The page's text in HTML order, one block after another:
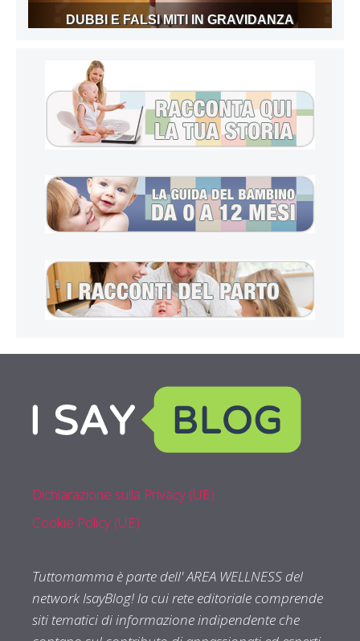
DUBBI E FALSI MITI IN GRAVIDANZA
Dichiarazione sulla Privacy (UE)
Cookie Policy (UE)
Tuttomamma è parte dell' AREA WELLNESS del
network IsayBlog! la cui rete editoriale comprende
siti tematici di informazione indipendente che